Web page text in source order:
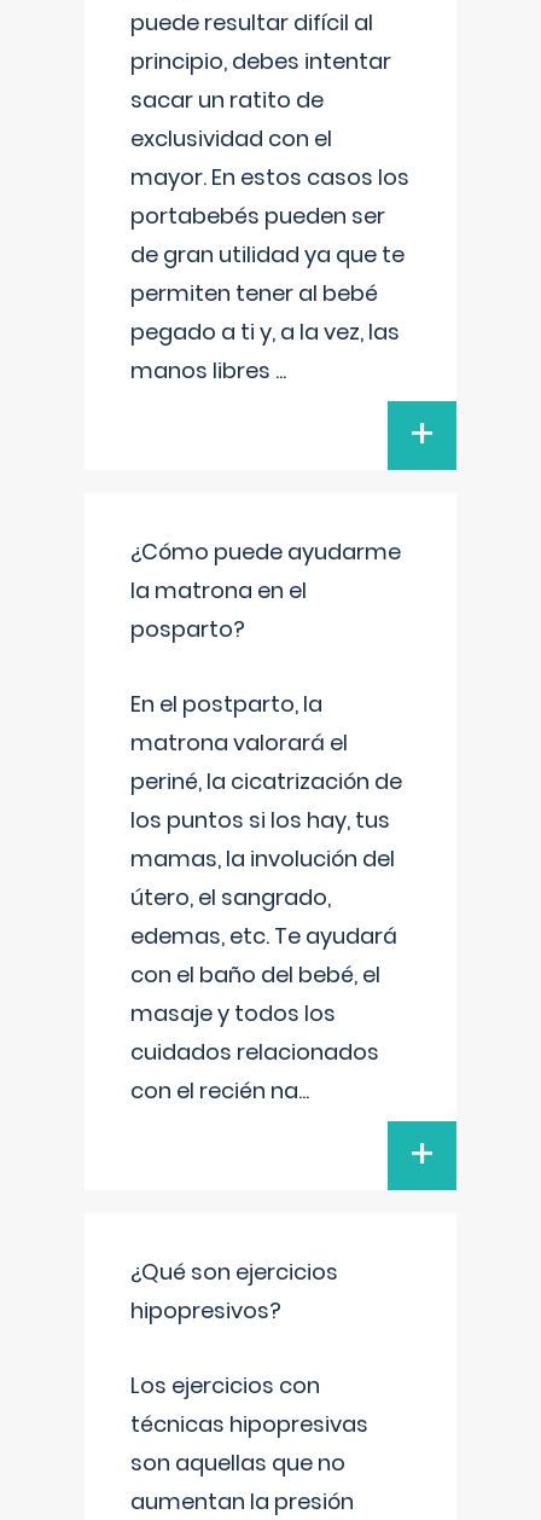
puede resultar difícil al
principio, debes intentar
sacar un ratito de
exclusividad con el
mayor. En estos casos los
portabebés pueden ser
de gran utilidad ya que te
permiten tener al bebé
pegado a ti y, a la vez, las
manos libres ...
+
¿Cómo puede ayudarme
la matrona en el
posparto?
En el postparto, la
matrona valorará el
periné, la cicatrización de
los puntos si los hay, tus
mamas, la involución del
útero, el sangrado,
edemas, etc. Te ayudará
con el baño del bebé, el
masaje y todos los
cuidados relacionados
con el recién na...
+
¿Qué son ejercicios
hipopresivos?
Los ejercicios con
técnicas hipopresivas
son aquellas que no
aumentan la presión